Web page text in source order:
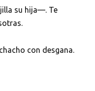
su hija—. Te
con desgana.